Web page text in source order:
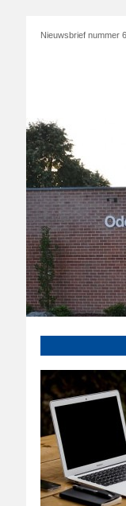
Nieuwsbrief nummer 6